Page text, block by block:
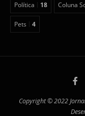
Política 18 Coluna
Pets 4
Copyright © 2022